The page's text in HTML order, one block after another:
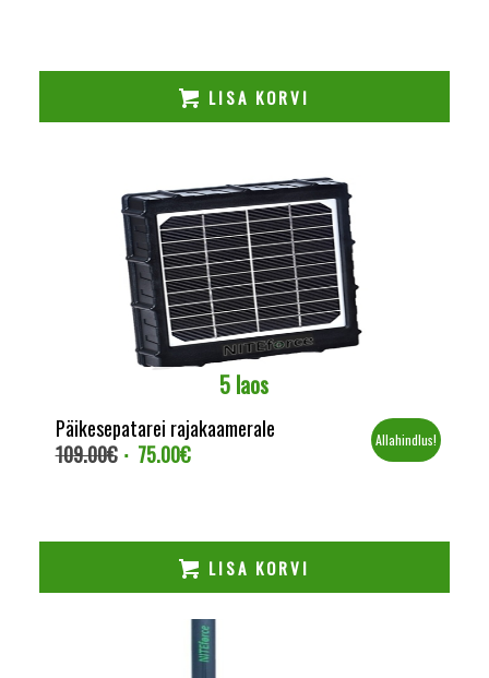
LISA KORVI
5 laos
Päikesepatarei rajakaamerale
109.00€ Algne75.00€Current
Allahindlus!
LISA KORVI